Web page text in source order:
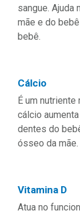
sangue. Ajuda
mãe e do
bebê.
Cálcio
É um
cálcio
dentes do
ósseo da mãe.
Vitamina D
Atua no